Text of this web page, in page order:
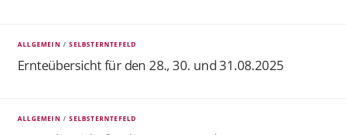
ALLGEMEIN /SELBSTERNTEFELD
Ernteübersicht für den 28., 30. und 31.08.2025
ALLGEMEIN /SELBSTERNTEFELD